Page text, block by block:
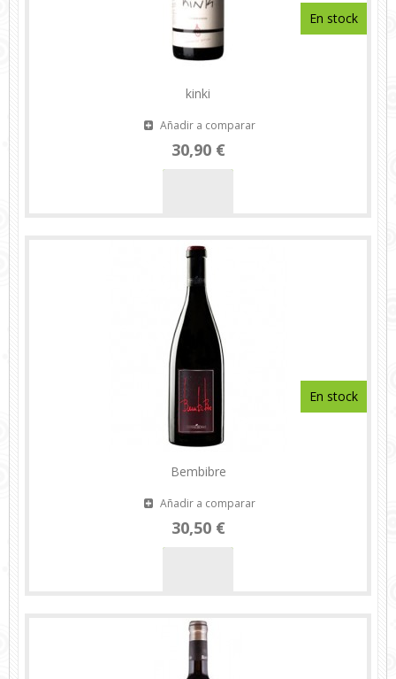
kinki
Añadir a comparar
30,90 €
En stock
Bembibre
Añadir a comparar
30,50 €
En stock